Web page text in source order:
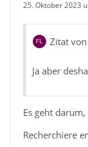
25. Oktober 2023
Zitat
Ja aber
Es geht
Recherchiere